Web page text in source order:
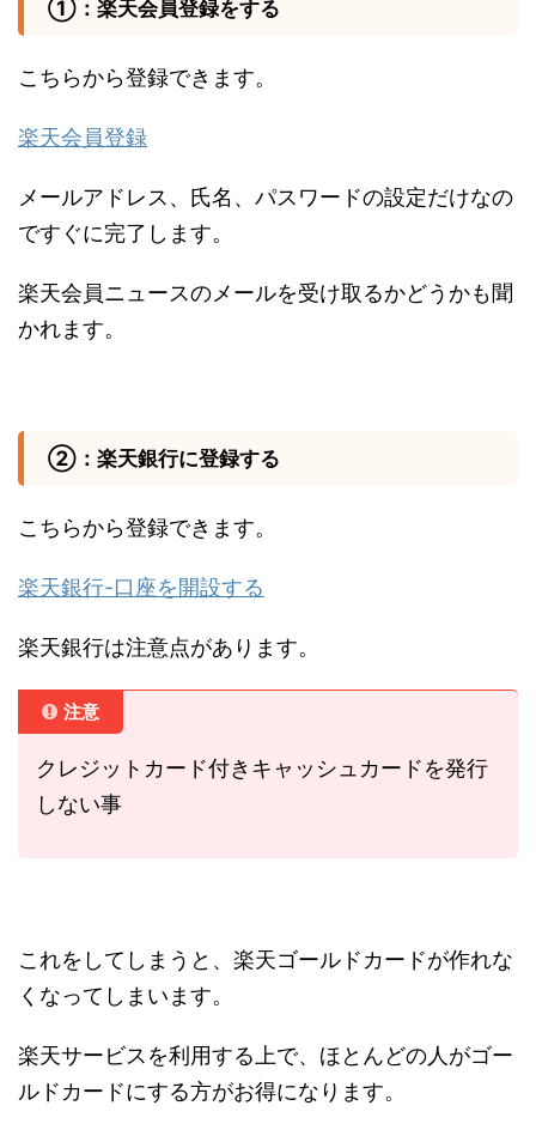
①：楽天会員登録をする
こちらから登録できます。
楽天会員登録
メールアドレス、氏名、パスワードの設定だけなの
ですぐに完了します。
楽天会員ニュースのメールを受け取るかどうかも聞
かれます。
②：楽天銀行に登録する
こちらから登録できます。
楽天銀行-口座を開設する
楽天銀行は注意点があります。
注意
クレジットカード付きキャッシュカードを発行
しない事
これをしてしまうと、楽天ゴールドカードが作れな
くなってしまいます。
楽天サービスを利用する上で、ほとんどの人がゴー
ルドカードにする方がお得になります。